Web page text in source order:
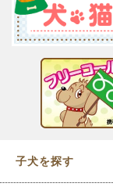
子犬を探す